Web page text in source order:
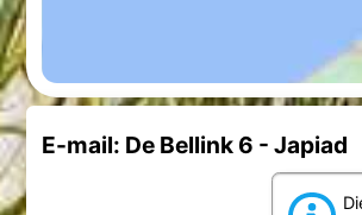
E-mail: De Bellink 6 - Japiad